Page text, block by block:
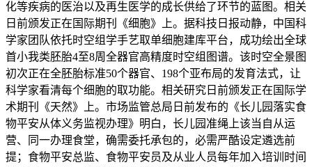
化等疾病的医治以及再生医学的成长供给了环节的蓝图。相关
日前颁发正在国际期刊《细胞》上。据科技日报动静，中国科
学家团队依托时空组学手艺取单细胞建库平台，成功绘出全球
首小我类胚胎4至8周全器官高精度时空组图谱。该时空全景图
初次正在全胚胎标准50个器官、198个亚布局的发育法式，让
科学家看清每个细胞的取功能。相关研究日前颁发正在国际学
术期刊《天然》上。市场监管总局日前发布的《长儿园落实食
物平安从体义务监视办理》明白，长儿园准绳上该当自从运
营、同一办理食堂，确需委托承包的，必需严酷设定遴选前
提；食物平安总监、食物平安员及从业人员每年加入培训时间